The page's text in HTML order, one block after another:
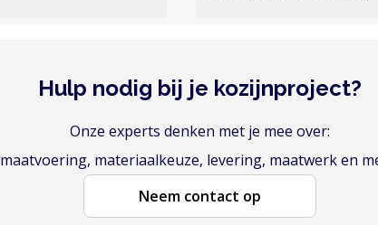
Hulp nodig bij je kozijnproject?
Onze experts denken met je mee over:
maatvoering, materiaalkeuze, levering, maatwerk en
Neem contact op